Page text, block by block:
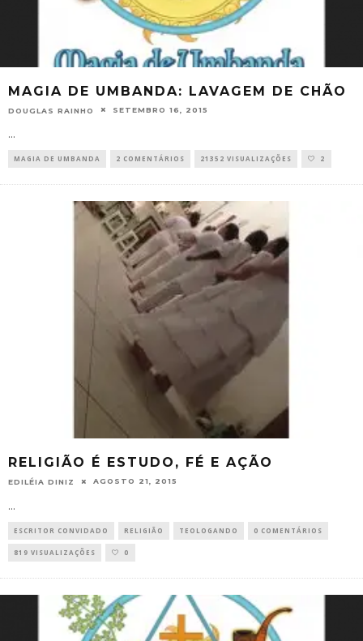
MAGIA DE UMBANDA: LAVAGEM DE CHÃO
DOUGLAS RAINHO SETEMBRO 16, 2015
...
MAGIA DE UMBANDA 2 COMENTÁRIOS 21352 VISUALIZAÇÕES 2
RELIGIÃO É ESTUDO, FÉ E AÇÃO
EDILÉIA DINIZ AGOSTO 21, 2015
...
ESCRITOR CONVIDADO RELIGIÃO TEOLOGANDO 0 COMENTÁRIOS
819 VISUALIZAÇÕES 0